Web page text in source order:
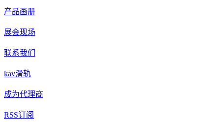
产品画册
展会现场
联系我们
kav滑轨
成为代理商
RSS订阅